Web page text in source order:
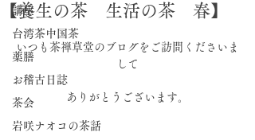
講座
台湾茶中国茶
薬膳
お稽古日誌
茶会
岩咲ナオコの茶話
【養生の茶 生活の茶 春】
いつも茶禅草堂のブログをご訪問くださいま
して
ありがとうございます。